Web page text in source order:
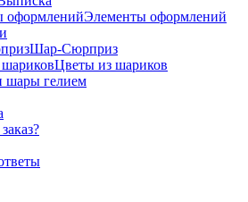
Элементы оформлений
Шар-Сюрприз
Цветы из шариков
шары гелием